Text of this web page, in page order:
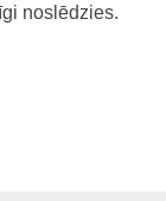
noslēdzies.